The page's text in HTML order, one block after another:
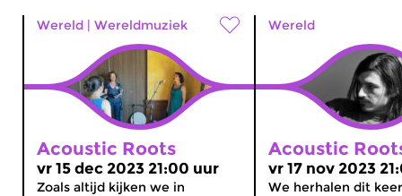
Wereld | Wereldmuziek
Acoustic Roots
vr 15 dec 2023 21:00 uur
Zoals altijd kijken we in
Wereld
Acoustic
vr 17 nov 2023
We herhalen dit